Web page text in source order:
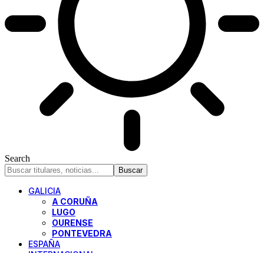
Search
GALICIA
A CORUÑA
LUGO
OURENSE
PONTEVEDRA
ESPAÑA